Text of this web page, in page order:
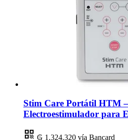
Stim Care Portátil HTM
Electroestimulador para
₲ 1.324.320 vía Bancard